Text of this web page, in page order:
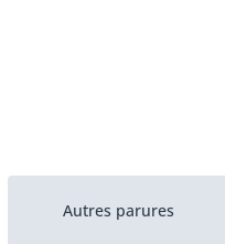
Autres parures